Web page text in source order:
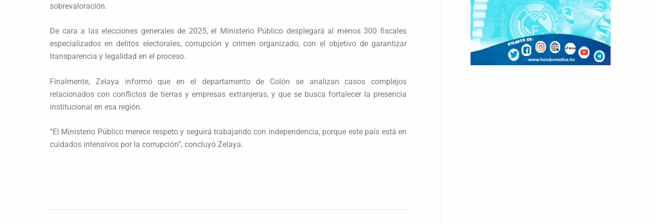
sobrevaloración.
De cara a las elecciones generales de 2025, el Ministerio Público desplegará al menos 300 fiscales
especializados en delitos electorales, corrupción y crimen organizado, con el objetivo de garantizar
transparencia y legalidad en el proceso.
Finalmente, Zelaya informó que en el departamento de Colón se analizan casos complejos
relacionados con conflictos de tierras y empresas extranjeras, y que se busca fortalecer la presencia
institucional en esa región.
“El Ministerio Público merece respeto y seguirá trabajando con independencia, porque este país está en
cuidados intensivos por la corrupción”, concluyó Zelaya.